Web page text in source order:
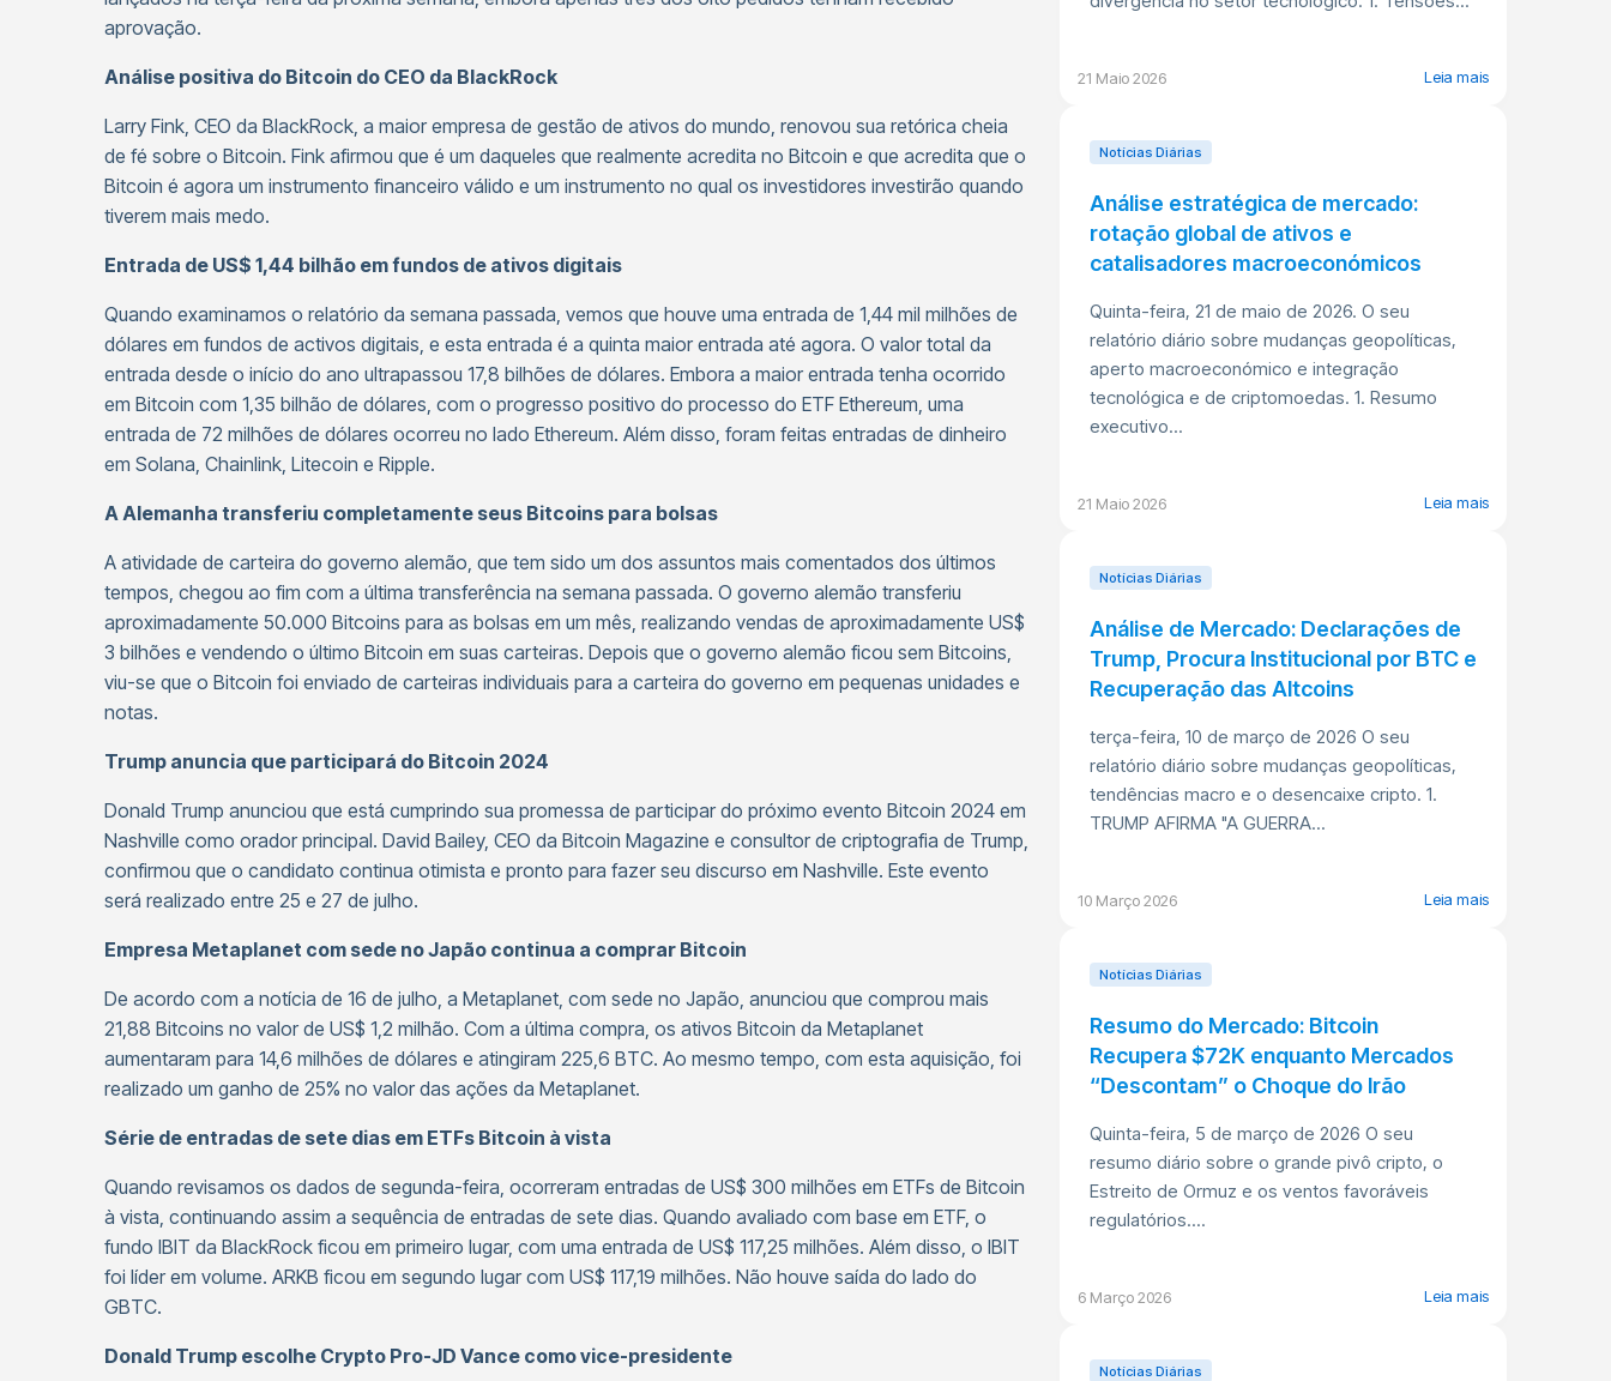
aprovação.
Análise positiva do Bitcoin do CEO da BlackRock
Larry Fink, CEO da BlackRock, a maior empresa de gestão de ativos do mundo, renovou sua retórica cheia
de fé sobre o Bitcoin. Fink afirmou que é um daqueles que realmente acredita no Bitcoin e que acredita que o
Bitcoin é agora um instrumento financeiro válido e um instrumento no qual os investidores investirão quando
tiverem mais medo.
Entrada de US$ 1,44 bilhão em fundos de ativos digitais
Quando examinamos o relatório da semana passada, vemos que houve uma entrada de 1,44 mil milhões de
dólares em fundos de activos digitais, e esta entrada é a quinta maior entrada até agora. O valor total da
entrada desde o início do ano ultrapassou 17,8 bilhões de dólares. Embora a maior entrada tenha ocorrido
em Bitcoin com 1,35 bilhão de dólares, com o progresso positivo do processo do ETF Ethereum, uma
entrada de 72 milhões de dólares ocorreu no lado Ethereum. Além disso, foram feitas entradas de dinheiro
em Solana, Chainlink, Litecoin e Ripple.
A Alemanha transferiu completamente seus Bitcoins para bolsas
A atividade de carteira do governo alemão, que tem sido um dos assuntos mais comentados dos últimos
tempos, chegou ao fim com a última transferência na semana passada. O governo alemão transferiu
aproximadamente 50.000 Bitcoins para as bolsas em um mês, realizando vendas de aproximadamente US$
3 bilhões e vendendo o último Bitcoin em suas carteiras. Depois que o governo alemão ficou sem Bitcoins,
viu-se que o Bitcoin foi enviado de carteiras individuais para a carteira do governo em pequenas unidades e
notas.
Trump anuncia que participará do Bitcoin 2024
Donald Trump anunciou que está cumprindo sua promessa de participar do próximo evento Bitcoin 2024 em
Nashville como orador principal. David Bailey, CEO da Bitcoin Magazine e consultor de criptografia de Trump,
confirmou que o candidato continua otimista e pronto para fazer seu discurso em Nashville. Este evento
será realizado entre 25 e 27 de julho.
Empresa Metaplanet com sede no Japão continua a comprar Bitcoin
De acordo com a notícia de 16 de julho, a Metaplanet, com sede no Japão, anunciou que comprou mais
21,88 Bitcoins no valor de US$ 1,2 milhão. Com a última compra, os ativos Bitcoin da Metaplanet
aumentaram para 14,6 milhões de dólares e atingiram 225,6 BTC. Ao mesmo tempo, com esta aquisição, foi
realizado um ganho de 25% no valor das ações da Metaplanet.
Série de entradas de sete dias em ETFs Bitcoin à vista
Quando revisamos os dados de segunda-feira, ocorreram entradas de US$ 300 milhões em ETFs de Bitcoin
à vista, continuando assim a sequência de entradas de sete dias. Quando avaliado com base em ETF, o
fundo IBIT da BlackRock ficou em primeiro lugar, com uma entrada de US$ 117,25 milhões. Além disso, o IBIT
foi líder em volume. ARKB ficou em segundo lugar com US$ 117,19 milhões. Não houve saída do lado do
GBTC.
Donald Trump escolhe Crypto Pro-JD Vance como vice-presidente
21 Maio 2026 Leia mais
Notícias Diárias
Análise estratégica de mercado:
rotação global de ativos e
catalisadores macroeconómicos
Quinta-feira, 21 de maio de 2026. O seu
relatório diário sobre mudanças geopolíticas,
aperto macroeconómico e integração
tecnológica e de criptomoedas. 1. Resumo
executivo...
21 Maio 2026 Leia mais
Notícias Diárias
Análise de Mercado: Declarações de
Trump, Procura Institucional por BTC e
Recuperação das Altcoins
terça-feira, 10 de março de 2026 O seu
relatório diário sobre mudanças geopolíticas,
tendências macro e o desencaixe cripto. 1.
TRUMP AFIRMA "A GUERRA...
10 Março 2026 Leia mais
Notícias Diárias
Resumo do Mercado: Bitcoin
Recupera $72K enquanto Mercados
“Descontam” o Choque do Irão
Quinta-feira, 5 de março de 2026 O seu
resumo diário sobre o grande pivô cripto, o
Estreito de Ormuz e os ventos favoráveis
regulatórios....
6 Março 2026 Leia mais
Notícias Diárias